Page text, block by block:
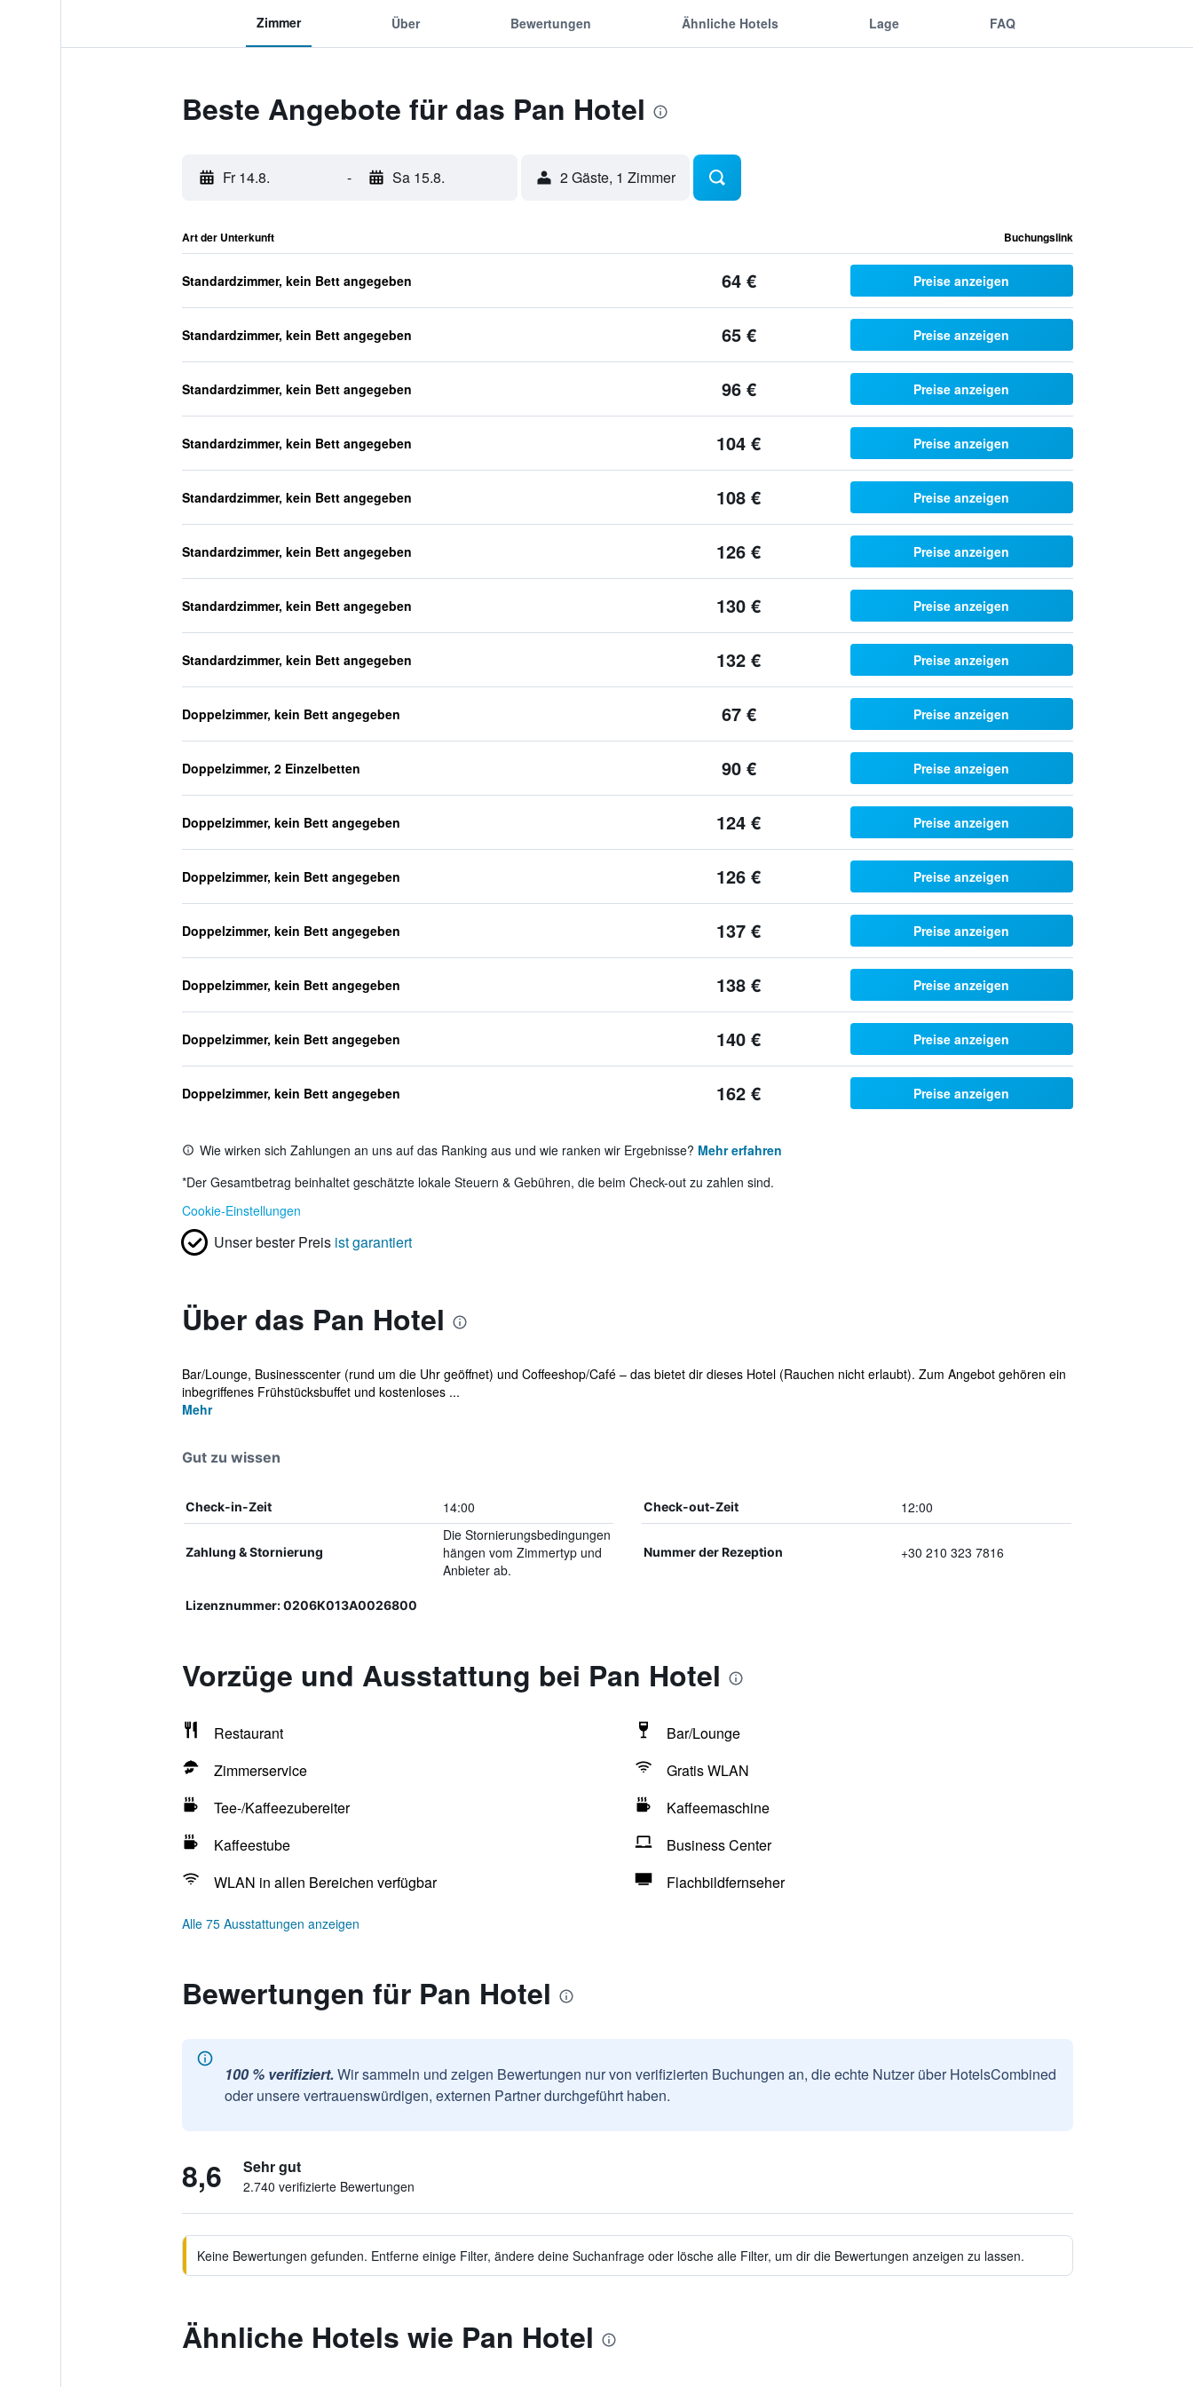
Zimmer Über Bewertungen Ähnliche Hotels Lage FAQ
Beste Angebote für das Pan Hotel
Fr 14.8. - Sa 15.8. 2 Gäste, 1 Zimmer
Art der Unterkunft Buchungslink
Standardzimmer, kein Bett angegeben 64 € Preise anzeigen
Standardzimmer, kein Bett angegeben 65 € Preise anzeigen
Standardzimmer, kein Bett angegeben 96 € Preise anzeigen
Standardzimmer, kein Bett angegeben 104 € Preise anzeigen
Standardzimmer, kein Bett angegeben 108 € Preise anzeigen
Standardzimmer, kein Bett angegeben 126 € Preise anzeigen
Standardzimmer, kein Bett angegeben 130 € Preise anzeigen
Standardzimmer, kein Bett angegeben 132 € Preise anzeigen
Doppelzimmer, kein Bett angegeben 67 € Preise anzeigen
Doppelzimmer, 2 Einzelbetten 90 € Preise anzeigen
Doppelzimmer, kein Bett angegeben 124 € Preise anzeigen
Doppelzimmer, kein Bett angegeben 126 € Preise anzeigen
Doppelzimmer, kein Bett angegeben 137 € Preise anzeigen
Doppelzimmer, kein Bett angegeben 138 € Preise anzeigen
Doppelzimmer, kein Bett angegeben 140 € Preise anzeigen
Doppelzimmer, kein Bett angegeben 162 € Preise anzeigen
Wie wirken sich Zahlungen an uns auf das Ranking aus und wie ranken wir Ergebnisse? Mehr erfahren
*Der Gesamtbetrag beinhaltet geschätzte lokale Steuern & Gebühren, die beim Check-out zu zahlen sind.
Cookie-Einstellungen
Unser bester Preis ist garantiert
Über das Pan Hotel
Bar/Lounge, Businesscenter (rund um die Uhr geöffnet) und Coffeeshop/Café – das bietet dir dieses Hotel (Rauchen nicht erlaubt). Zum Angebot gehören ein
inbegriffenes Frühstücksbuffet und kostenloses ...
Mehr
Gut zu wissen
Check-in-Zeit 14:00 Check-out-Zeit 12:00
Zahlung & Stornierung
Die Stornierungsbedingungen
hängen vom Zimmertyp und
Anbieter ab.
Nummer der Rezeption +30 210 323 7816
Lizenznummer: 0206Κ013Α0026800
Vorzüge und Ausstattung bei Pan Hotel
Restaurant
Bar/Lounge
Zimmerservice
Gratis WLAN
Tee-/Kaffeezubereiter
Kaffeemaschine
Kaffeestube
Business Center
WLAN in allen Bereichen verfügbar
Flachbildfernseher
Alle 75 Ausstattungen anzeigen
Bewertungen für Pan Hotel
100 % verifiziert. Wir sammeln und zeigen Bewertungen nur von verifizierten Buchungen an, die echte Nutzer über HotelsCombined
oder unsere vertrauenswürdigen, externen Partner durchgeführt haben.
8,6 Sehr gut
2.740 verifizierte Bewertungen
Keine Bewertungen gefunden. Entferne einige Filter, ändere deine Suchanfrage oder lösche alle Filter, um dir die Bewertungen anzeigen zu lassen.
Ähnliche Hotels wie Pan Hotel